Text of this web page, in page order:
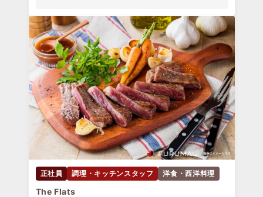
正社員 調理・キッチンスタッフ 洋食・西洋料理
The Flats